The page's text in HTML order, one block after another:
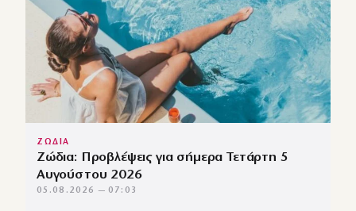
ΖΩΔΙΑ
Ζώδια: Προβλέψεις για σήμερα Τετάρτη 5
Αυγούστου 2026
05.08.2026 — 07:03